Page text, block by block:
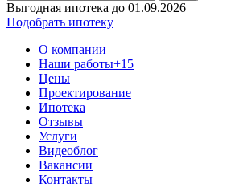
Выгодная ипотека до 01.09.2026
Подобрать ипотеку
О компании
Наши работы+15
Цены
Проектирование
Ипотека
Отзывы
Услуги
Видеоблог
Вакансии
Контакты